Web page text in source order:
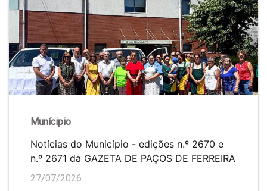
Munícipio
Notícias do Município - edições n.º 2670 e
n.º 2671 da GAZETA DE PAÇOS DE FERREIRA
27/07/2026